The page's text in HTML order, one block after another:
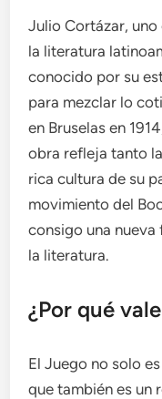
Julio Cortázar,
la literatura
conocido por su
para mezclar lo
en Bruselas en
obra refleja tanto
rica cultura de su
movimiento del
consigo una
la literatura.
¿Por qué
El Juego no solo
que también es un